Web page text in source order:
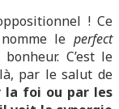
! Ce
le perfect
C’est le
par le salut de
la foi ou par les